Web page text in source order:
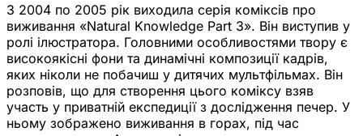
З 2004 по 2005 рік виходила серія коміксів про
виживання «Natural Knowledge Part 3». Він виступив у
ролі ілюстратора. Головними особливостями твору є
високоякісні фони та динамічні композиції кадрів,
яких ніколи не побачиш у дитячих мультфільмах. Він
розповів, що для створення цього коміксу взяв
участь у приватній експедиції з дослідження печер. У
ньому зображено виживання в горах, під час